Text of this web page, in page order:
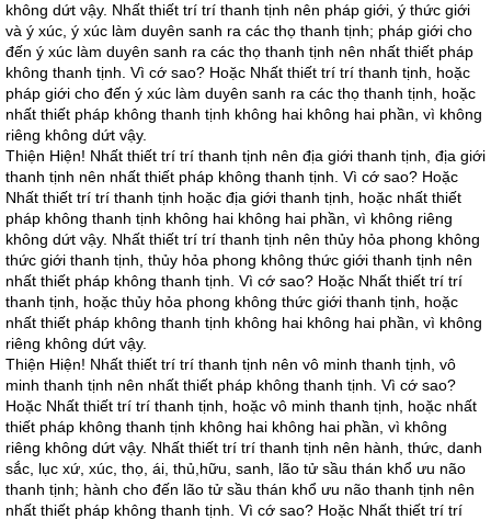
không dứt vậy. Nhất thiết trí trí thanh tịnh nên pháp giới, ý thức giới
và ý xúc, ý xúc làm duyên sanh ra các thọ thanh tịnh; pháp giới cho
đến ý xúc làm duyên sanh ra các thọ thanh tịnh nên nhất thiết pháp
không thanh tịnh. Vì cớ sao? Hoặc Nhất thiết trí trí thanh tịnh, hoặc
pháp giới cho đến ý xúc làm duyên sanh ra các thọ thanh tịnh, hoặc
nhất thiết pháp không thanh tịnh không hai không hai phần, vì không
riêng không dứt vậy.
Thiện Hiện! Nhất thiết trí trí thanh tịnh nên địa giới thanh tịnh, địa giới
thanh tịnh nên nhất thiết pháp không thanh tịnh. Vì cớ sao? Hoặc
Nhất thiết trí trí thanh tịnh hoặc địa giới thanh tịnh, hoặc nhất thiết
pháp không thanh tịnh không hai không hai phần, vì không riêng
không dứt vậy. Nhất thiết trí trí thanh tịnh nên thủy hỏa phong không
thức giới thanh tịnh, thủy hỏa phong không thức giới thanh tịnh nên
nhất thiết pháp không thanh tịnh. Vì cớ sao? Hoặc Nhất thiết trí trí
thanh tịnh, hoặc thủy hỏa phong không thức giới thanh tịnh, hoặc
nhất thiết pháp không thanh tịnh không hai không hai phần, vì không
riêng không dứt vậy.
Thiện Hiện! Nhất thiết trí trí thanh tịnh nên vô minh thanh tịnh, vô
minh thanh tịnh nên nhất thiết pháp không thanh tịnh. Vì cớ sao?
Hoặc Nhất thiết trí trí thanh tịnh, hoặc vô minh thanh tịnh, hoặc nhất
thiết pháp không thanh tịnh không hai không hai phần, vì không
riêng không dứt vậy. Nhất thiết trí trí thanh tịnh nên hành, thức, danh
sắc, lục xứ, xúc, thọ, ái, thủ,hữu, sanh, lão tử sầu thán khổ ưu não
thanh tịnh; hành cho đến lão tử sầu thán khổ ưu não thanh tịnh nên
nhất thiết pháp không thanh tịnh. Vì cớ sao? Hoặc Nhất thiết trí trí